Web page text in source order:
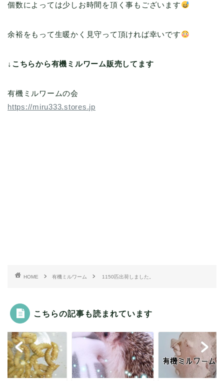
個数によっては少しお時間を頂く事もございます
余裕をもって生暖かく見守って頂ければ幸いです
↓こちらから有機ミルワーム販売してます
有機ミルワームの会
https://miru333.stores.jp
HOME 有機ミルワーム 1150匹出荷しました。
こちらの記事も読まれています